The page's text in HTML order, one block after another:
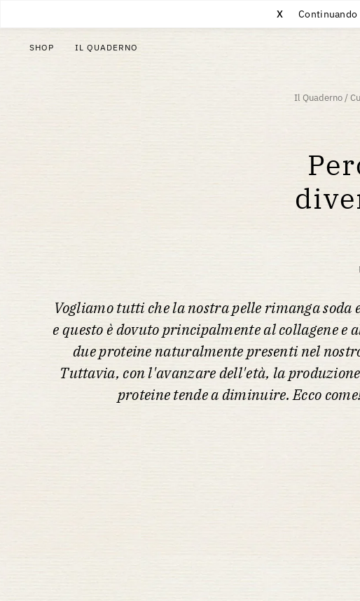
X
SHOP IL QUADERNO
Il Quaderno/
Vogliamo tutti che la nostra pelle rimanga soda
e questo è dovuto principalmente al collagene e
due proteine ​​naturalmente presenti nel
Tuttavia, con l'avanzare dell'età, la
proteine ​​tende a diminuire. Ecco